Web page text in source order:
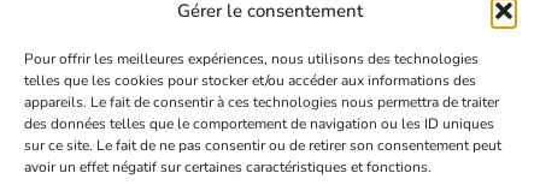
Gérer le consentement
Pour offrir les meilleures expériences, nous utilisons des technologies
telles que les cookies pour stocker et/ou accéder aux informations des
appareils. Le fait de consentir à ces technologies nous permettra de traiter
des données telles que le comportement de navigation ou les ID uniques
sur ce site. Le fait de ne pas consentir ou de retirer son consentement peut
avoir un effet négatif sur certaines caractéristiques et fonctions.
Mentions légales Politique de confidentialité